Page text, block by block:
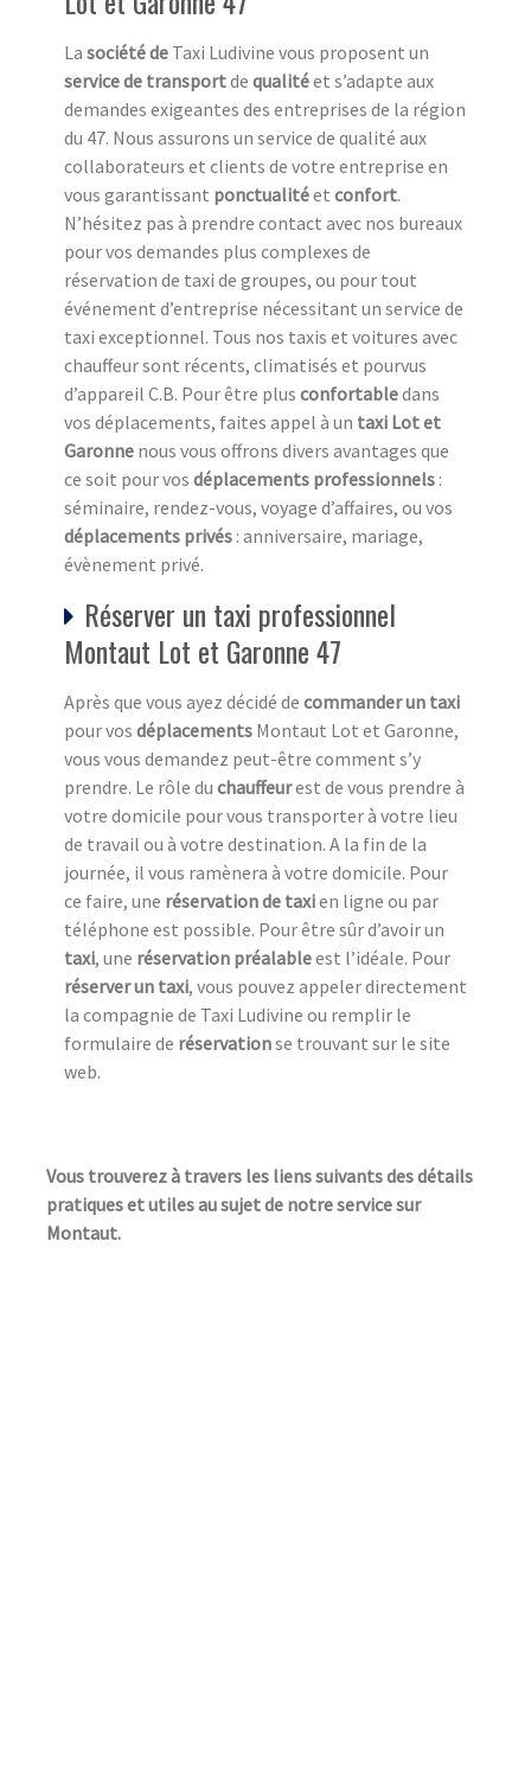
La société de Taxi Ludivine vous proposent un
service de transportde qualitéet s’adapte aux
demandes exigeantes des entreprises de la région
du 47. Nous assurons un service de qualité aux
collaborateurs et clients de votre entreprise en
vous garantissant ponctualitéet confort.
N’hésitez pas à prendre contact avec nos bureaux
pour vos demandes plus complexes de
réservation de taxi de groupes, ou pour tout
événement d’entreprise nécessitant un service de
taxi exceptionnel. Tous nos taxis et voitures avec
chauffeur sont récents, climatisés et pourvus
d’appareil C.B. Pour être plus confortabledans
vos déplacements, faites appel à un taxi Lot et
Garonne nous vous offrons divers avantages que
ce soit pour vos déplacements professionnels :
séminaire, rendez-vous, voyage d’affaires, ou vos
déplacements privés : anniversaire, mariage,
évènement privé.
Réserver un taxi professionnel
Montaut Lot et Garonne 47
Après que vous ayez décidé de commander un taxi
pour vos déplacements Montaut Lot et Garonne,
vous vous demandez peut-être comment s’y
prendre. Le rôle du chauffeurest de vous prendre à
votre domicile pour vous transporter à votre lieu
de travail ou à votre destination. A la fin de la
journée, il vous ramènera à votre domicile. Pour
ce faire, une réservation de taxien ligne ou par
téléphone est possible. Pour être sûr d’avoir un
taxi, une réservation préalableest l’idéale. Pour
réserver un taxi, vous pouvez appeler directement
la compagnie de Taxi Ludivine ou remplir le
formulaire de réservationse trouvant sur le site
web.
Vous trouverez à travers les liens suivants des détails
pratiques et utiles au sujet de notre service sur
Montaut.